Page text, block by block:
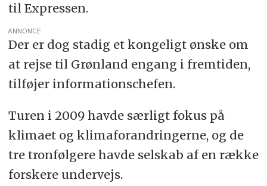
til Expressen.
ANNONCE
Der er dog stadig et kongeligt ønske om
at rejse til Grønland engang i fremtiden,
tilføjer informationschefen.
Turen i 2009 havde særligt fokus på
klimaet og klimaforandringerne, og de
tre tronfølgere havde selskab af en række
forskere undervejs.